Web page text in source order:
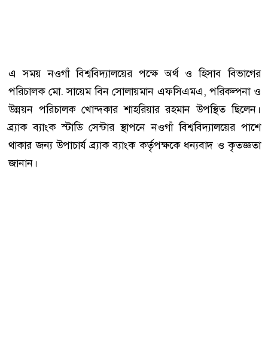
এ সময় নওগাঁ বিশ্ববিদ্যালয়ের পক্ষে অর্থ ও হিসাব বিভাগের
পরিচালক মো. সায়েম বিন সোলায়মান এফসিএমএ, পরিকল্পনা ও
উন্নয়ন পরিচালক খোন্দকার শাহরিয়ার রহমান উপস্থিত ছিলেন।
ব্র্যাক ব্যাংক স্টাডি সেন্টার স্থাপনে নওগাঁ বিশ্ববিদ্যালয়ের পাশে
থাকার জন্য উপাচার্য ব্র্যাক ব্যাংক কর্তৃপক্ষকে ধন্যবাদ ও কৃতজ্ঞতা
জানান।